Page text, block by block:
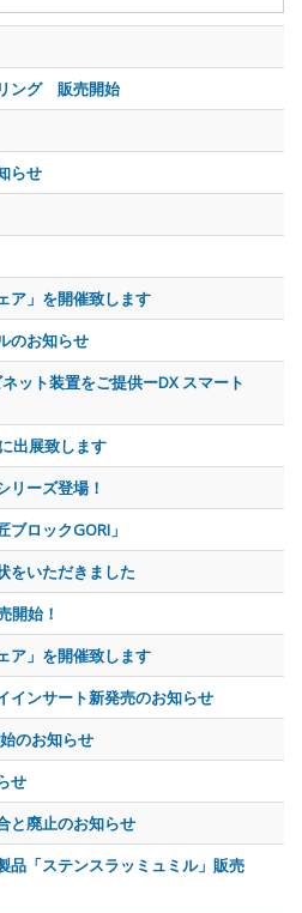
リング 販売開始
らせ
ア」を開催致します
のお知らせ
ット装置をご提供ーDX スマート
出展致します
リーズ登場！
ロックGORI」
をいただきました
開始！
ア」を開催致します
インサート新発売のお知らせ
のお知らせ
せ
と廃止のお知らせ
「ステンスラッミュミル」販売